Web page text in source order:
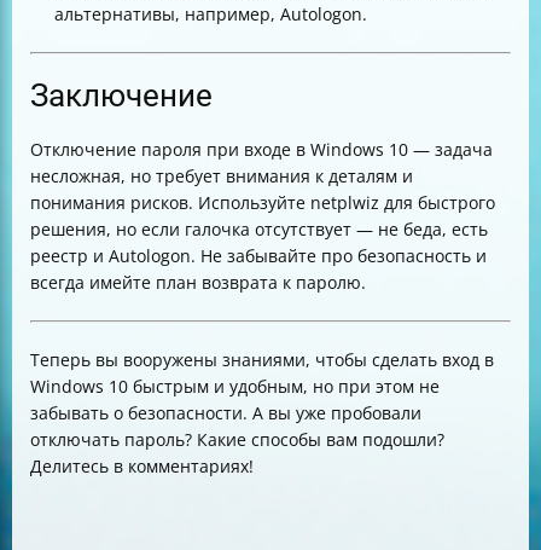
альтернативы, например, Autologon.
Заключение
Отключение пароля при входе в Windows 10 — задача
несложная, но требует внимания к деталям и
понимания рисков. Используйте netplwiz для быстрого
решения, но если галочка отсутствует — не беда, есть
реестр и Autologon. Не забывайте про безопасность и
всегда имейте план возврата к паролю.
Теперь вы вооружены знаниями, чтобы сделать вход в
Windows 10 быстрым и удобным, но при этом не
забывать о безопасности. А вы уже пробовали
отключать пароль? Какие способы вам подошли?
Делитесь в комментариях!